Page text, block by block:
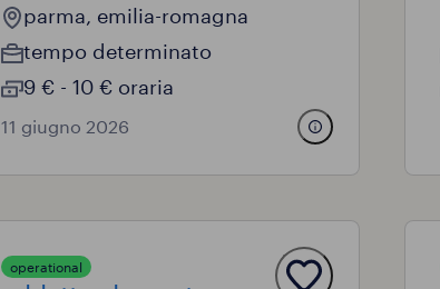
parma, emilia-romagna
tempo determinato
9 € - 10 € oraria
11 giugno 2026
operational